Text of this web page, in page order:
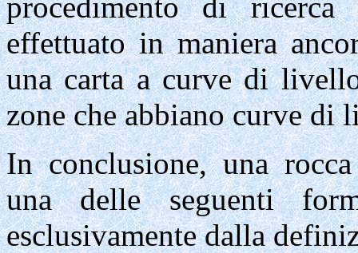
effettuatoin maniera
una carta a curve di
zone cheabbianocurve di
In conclusione, una rocca
una delle seguenti
esclusivamente dalla